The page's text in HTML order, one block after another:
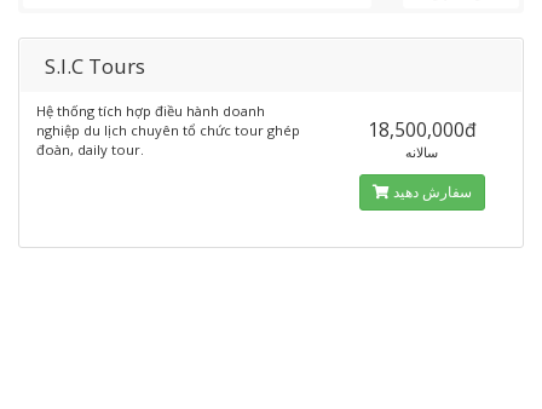
S.I.C Tours
Hệ thống tích hợp điều hành doanh
nghiệp du lịch chuyên tổ chức tour ghép
đoàn, daily tour.
18,500,000đ
سالانه
سفارش دهید